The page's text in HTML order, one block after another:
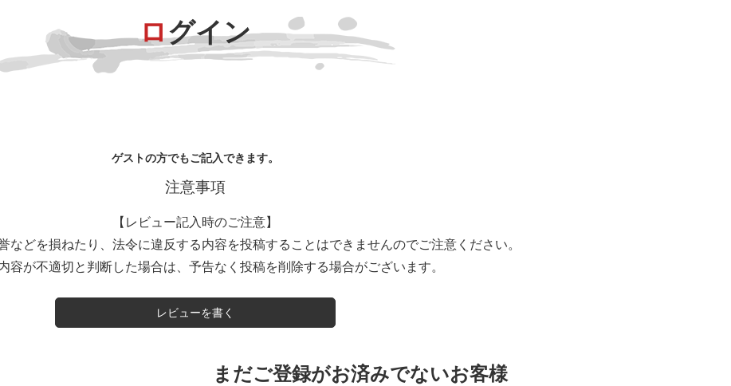
ログイン
ゲストの方でもご記入できます。
注意事項
【レビュー記入時のご注意】
などを損ねたり、法令に違反する内容を投稿することはできませんのでご注意ください。
容が不適切と判断した場合は、予告なく投稿を削除する場合がございます。
レビューを書く
まだご登録がお済みでないお客様